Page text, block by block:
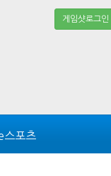
게임샷로그인
스포츠